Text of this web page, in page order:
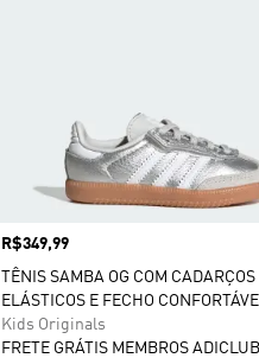
Preço
R$349,99
TÊNIS SAMBA OG COM CADARÇOS
ELÁSTICOS E FECHO
Kids Originals
FRETE GRÁTIS MEMBROS ADICLUB